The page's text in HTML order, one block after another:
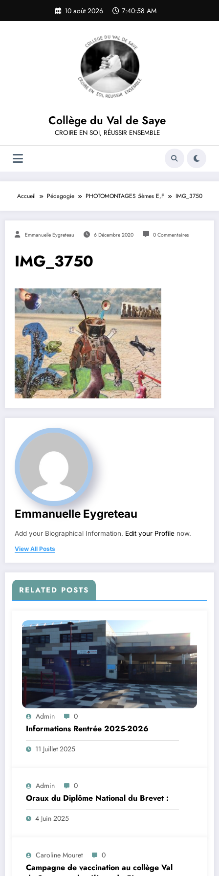
contenu
10 août 2026 7:40:58 AM
Collège du Val de Saye
CROIRE EN SOI, RÉUSSIR ENSEMBLE
Accueil Pédagogie PHOTOMONTAGES 5èmes E,F IMG_3750
Emmanuelle Eygreteau 6 Décembre 2020 0 Commentaires
IMG_3750
Emmanuelle Eygreteau
Add your Biographical Information. Edit your Profile now.
View All Posts
RELATED POSTS
Admin 0
Informations Rentrée 2025-2026
11 Juillet 2025
Admin 0
Oraux du Diplôme National du Brevet :
4 Juin 2025
Caroline Mouret 0
Campagne de vaccination au collège Val